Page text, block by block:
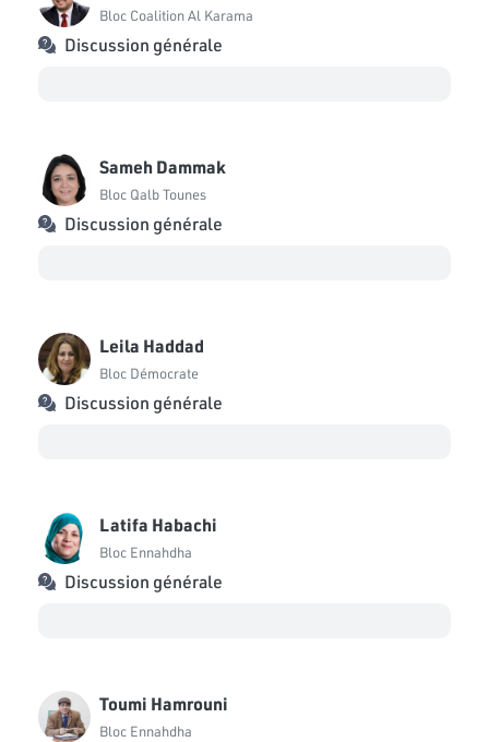
Seifedine Makhlouf
Bloc Coalition Al Karama
Bloc Coalition Al Karama
Tarek Brahmi
Bloc de la Réforme
Bloc Qalb Tounes
Nejmeddine Ben Salem
Bloc Démocrate
Bloc Coalition Al Karama
Discussion générale
Sameh Dammak
Bloc Qalb Tounes
Discussion générale
Leila Haddad
Bloc Démocrate
Discussion générale
Latifa Habachi
Bloc Ennahdha
Discussion générale
Toumi Hamrouni
Bloc Ennahdha